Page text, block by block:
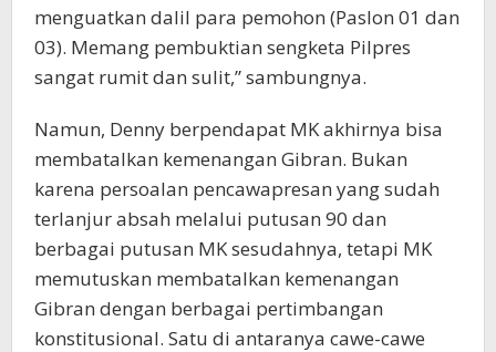
menguatkan dalil para pemohon (Paslon 01 dan
03). Memang pembuktian sengketa Pilpres
sangat rumit dan sulit,” sambungnya.
Namun, Denny berpendapat MK akhirnya bisa
membatalkan kemenangan Gibran. Bukan
karena persoalan pencawapresan yang sudah
terlanjur absah melalui putusan 90 dan
berbagai putusan MK sesudahnya, tetapi MK
memutuskan membatalkan kemenangan
Gibran dengan berbagai pertimbangan
konstitusional. Satu di antaranya cawe-cawe